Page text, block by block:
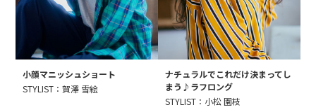
小顔マニッシュショート
STYLIST：賀澤 雪絵
ナチュラルでこれだけ決まってし
まう♪ラフロング
STYLIST：小松 園枝